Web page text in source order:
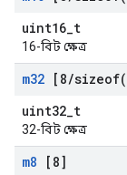
uint16_t
16-বিট ক্ষেত্র
m32 [8/sizeof(
uint32_t
32-বিট ক্ষেত্র
m8 [8]